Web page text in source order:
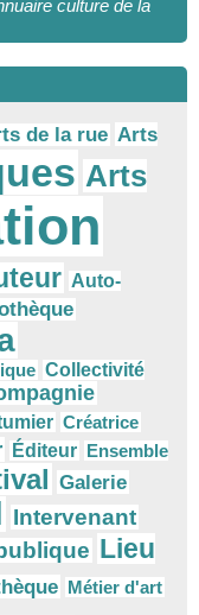
culture de la
de la rue Arts
Arts
Auto-
Collectivité
Créatrice
Éditeur Ensemble
Galerie
Intervenant
Lieu
Métier d'art